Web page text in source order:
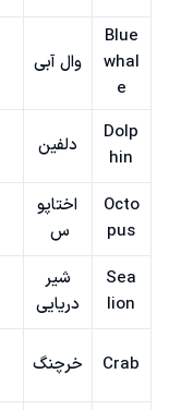
Blue
whal
e
وال آبی
Dolp
hin
دلفین
Octo
pus
اختاپو
س
Sea
lion
شیر
دریایی
Crab خرچنگ